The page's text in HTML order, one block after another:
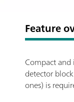
Feature
Compact
detector
ones) is